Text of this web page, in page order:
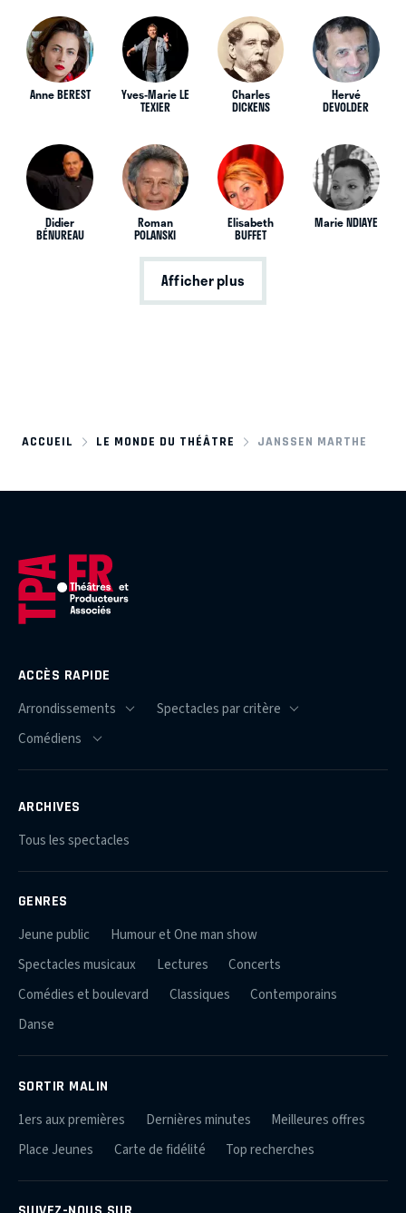
Anne BEREST Yves-Marie LE
TEXIER
Charles
DICKENS
Hervé
DEVOLDER
Didier
BÉNUREAU
Roman
POLANSKI
Elisabeth
BUFFET
Marie NDIAYE
Afficher plus
ACCUEIL LE MONDE DU THÉÂTRE JANSSEN MARTHE
ACCÈS RAPIDE
ARCHIVES
Tous les spectacles
GENRES
Jeune public
Humour et One man show
Spectacles musicaux
Lectures
Concerts
Comédies et boulevard
Classiques
Contemporains
Danse
SORTIR MALIN
1ers aux premières Dernières minutes
Meilleures offres
Place Jeunes
Carte de fidélité Top recherches